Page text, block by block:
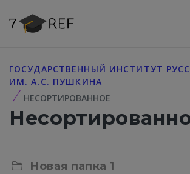
ГОСУДАРСТВЕННЫЙ ИНСТИТУТ
ИМ. А.С. ПУШКИНА
НЕСОРТИРОВАННОЕ
Новая папка 1